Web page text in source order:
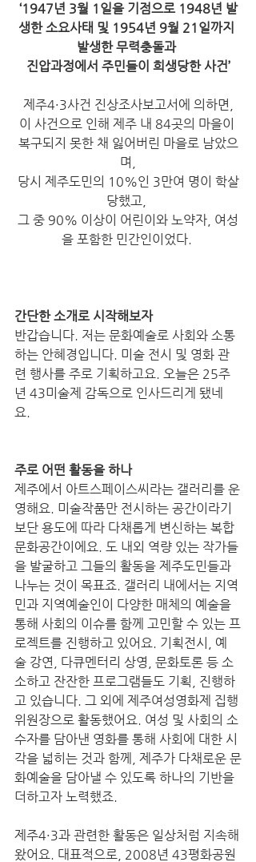
‘1947년 3월 1일을 기점으로 1948년 발
생한 소요사태 및 1954년 9월 21일까지
발생한 무력충돌과
진압과정에서 주민들이 희생당한 사건’
제주4·3사건 진상조사보고서에 의하면,
이 사건으로 인해 제주 내 84곳의 마을이
복구되지 못한 채 잃어버린 마을로 남았으
며,
당시 제주도민의 10%인 3만여 명이 학살
당했고,
그 중 90% 이상이 어린이와 노약자, 여성
을 포함한 민간인이었다.
간단한 소개로 시작해보자
반갑습니다. 저는 문화예술로 사회와 소통
하는 안혜경입니다. 미술 전시 및 영화 관
련 행사를 주로 기획하고요. 오늘은 25주
년 43미술제 감독으로 인사드리게 됐네
요.
주로 어떤 활동을 하나
제주에서 아트스페이스씨라는 갤러리를 운
영해요. 미술작품만 전시하는 공간이라기
보단 용도에 따라 다채롭게 변신하는 복합
문화공간이에요. 도 내외 역량 있는 작가들
을 발굴하고 그들의 활동을 제주도민들과
나누는 것이 목표죠. 갤러리 내에서는 지역
민과 지역예술인이 다양한 매체의 예술을
통해 사회의 이슈를 함께 고민할 수 있는 프
로젝트를 진행하고 있어요. 기획전시, 예
술 강연, 다큐멘터리 상영, 문화토론 등 소
소하고 잔잔한 프로그램들도 기획, 진행하
고 있습니다. 그 외에 제주여성영화제 집행
위원장으로 활동했어요. 여성 및 사회의 소
수자를 담아낸 영화를 통해 사회에 대한 시
각을 넓히는 것과 함께, 제주가 다채로운 문
화예술을 담아낼 수 있도록 하나의 기반을
더하고자 노력했죠.
제주4·3과 관련한 활동은 일상처럼 지속해
왔어요. 대표적으로, 2008년 43평화공원